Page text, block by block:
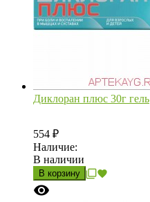
Диклоран плюс 30г гель
554 ₽
Наличие:
В наличии
В корзину